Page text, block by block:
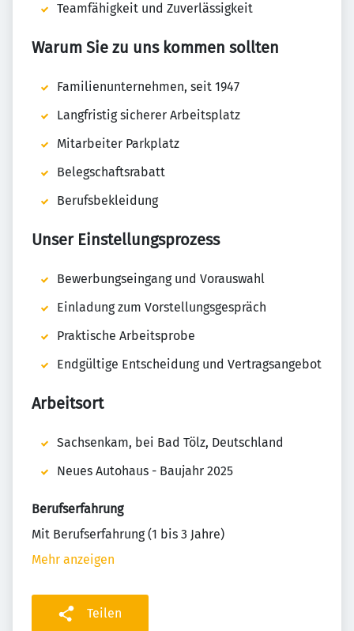
Teamfähigkeit und Zuverlässigkeit
Warum Sie zu uns kommen sollten
Familienunternehmen, seit 1947
Langfristig sicherer Arbeitsplatz
Mitarbeiter Parkplatz
Belegschaftsrabatt
Berufsbekleidung
Unser Einstellungsprozess
Bewerbungseingang und Vorauswahl
Einladung zum Vorstellungsgespräch
Praktische Arbeitsprobe
Endgültige Entscheidung und Vertragsangebot
Arbeitsort
Sachsenkam, bei Bad Tölz, Deutschland
Neues Autohaus - Baujahr 2025
Berufserfahrung
Mit Berufserfahrung (1 bis 3 Jahre)
Mehr anzeigen
Teilen